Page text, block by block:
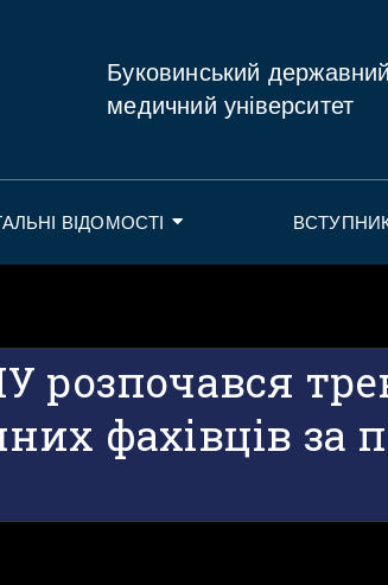
Буковинський державний
медичний університет
ВІДОМОСТІ
розпочався
фахівців за